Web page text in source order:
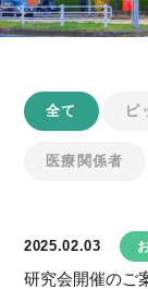
全て ピ
医療関係者
2025.02.03
研究会開催のご